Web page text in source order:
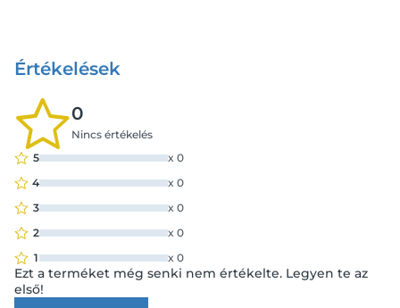
Értékelések
0
Nincs értékelés
5
x 0
4
x 0
3
x 0
2
x 0
1
x 0
Ezt a terméket még senki nem értékelte. Legyen te az
első!